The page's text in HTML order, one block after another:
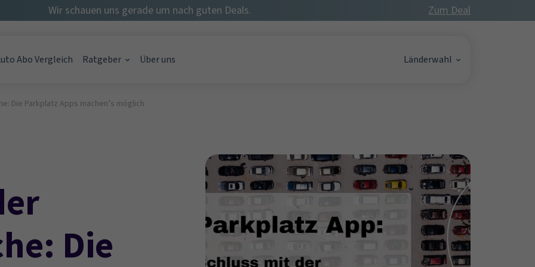
Wir schauen uns gerade um nach guten Deals. Zum Deal
Abo Vergleich Ratgeber Über uns Länderwahl
möglich?
Die Parkplatz Apps machen’s möglich
Die